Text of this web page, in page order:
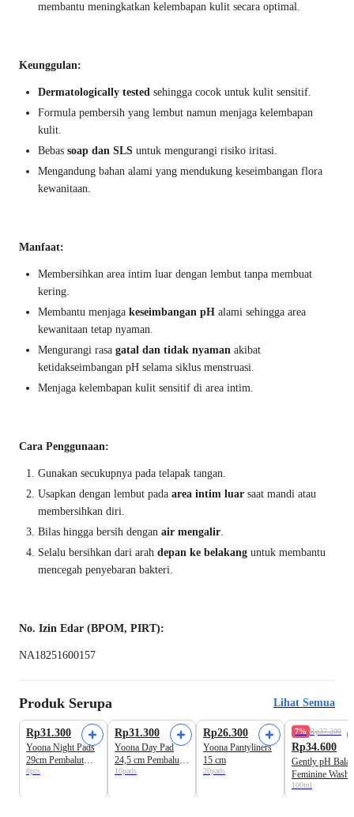
membantu meningkatkan kelembapan kulit secara optimal.
Keunggulan:
Dermatologically tested sehingga cocok untuk kulit sensitif.
Formula pembersih yang lembut namun menjaga kelembapan
kulit.
Bebas soap dan SLS untuk mengurangi risiko iritasi.
Mengandung bahan alami yang mendukung keseimbangan flora
kewanitaan.
Manfaat:
Membersihkan area intim luar dengan lembut tanpa membuat
kering.
Membantu menjaga keseimbangan pH alami sehingga area
kewanitaan tetap nyaman.
Mengurangi rasa gatal dan tidak nyaman akibat
ketidakseimbangan pH selama siklus menstruasi.
Menjaga kelembapan kulit sensitif di area intim.
Cara Penggunaan:
Gunakan secukupnya pada telapak tangan.
Usapkan dengan lembut pada area intim luar saat mandi atau
membersihkan diri.
Bilas hingga bersih dengan air mengalir.
Selalu bersihkan dari arah depan ke belakang untuk membantu
mencegah penyebaran bakteri.
No. Izin Edar (BPOM, PIRT):
NA18251600157
Produk Serupa Lihat Semua
Rp31.300
Yoona Night Pads
29cm Pembalut
Kewanitaan
8pcs
Rp31.300
Yoona Day Pad
24,5 cm Pembalut
Kewanitaan
10pads
Rp26.300
Yoona Pantyliners
15 cm
20pads
7% Rp37.200
Rp34.600
Gently pH
Feminine Wash
100ml